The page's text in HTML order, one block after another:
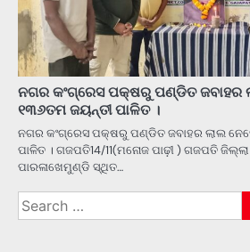
ନଗର କଂଗ୍ରେସ ପକ୍ଷରୁ ପଣ୍ଡିତ ଜବାହର
୧୩୬ତମ ଜୟନ୍ତୀ ପାଳିତ ।
ନଗର କଂଗ୍ରେସ ପକ୍ଷରୁ ପଣ୍ଡିତ ଜବାହର ଲାଲ
ପାଳିତ । ଗଜପତି14/11(ମନୋଜ ପାଢ଼ୀ ) ଗଜପତି
ପାରଳାଖେମୁଣ୍ଡି ସ୍ଥିତ…
Search
for: